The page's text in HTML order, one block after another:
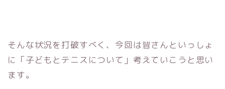
そんな状況を打破すべく、今回は皆さんといっしょ
に「子どもとテニスについて」考えていこうと思い
ます。